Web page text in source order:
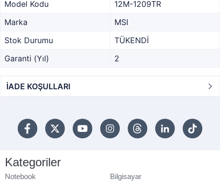
Model Kodu
12M-1209TR
Marka
MSI
Stok Durumu
TÜKENDİ
Garanti (Yıl)
2
İADE KOŞULLARI
Kategoriler
Notebook
Bilgisayar